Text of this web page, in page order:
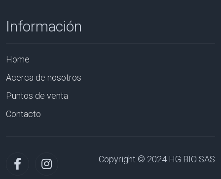
Información
Home
Acerca de nosotros
Puntos de venta
Contacto
Copyright © 2024 HG BIO SAS